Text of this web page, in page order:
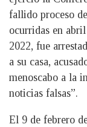
fallido proceso
ocurridas en
2022, fue
a su casa,
menoscabo a la
noticias falsas”.
El 9 de febrero